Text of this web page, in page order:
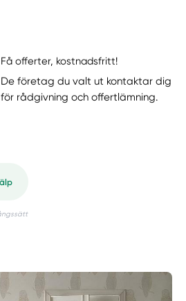
Få offerter, kostnadsfritt!
De företag du valt ut kontaktar dig
för rådgivning och offertlämning.